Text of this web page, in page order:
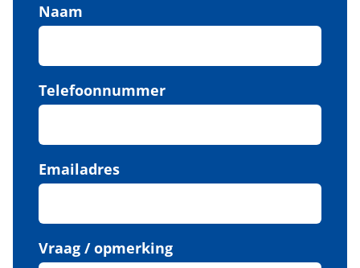
Naam
Telefoonnummer
Emailadres
Vraag / opmerking